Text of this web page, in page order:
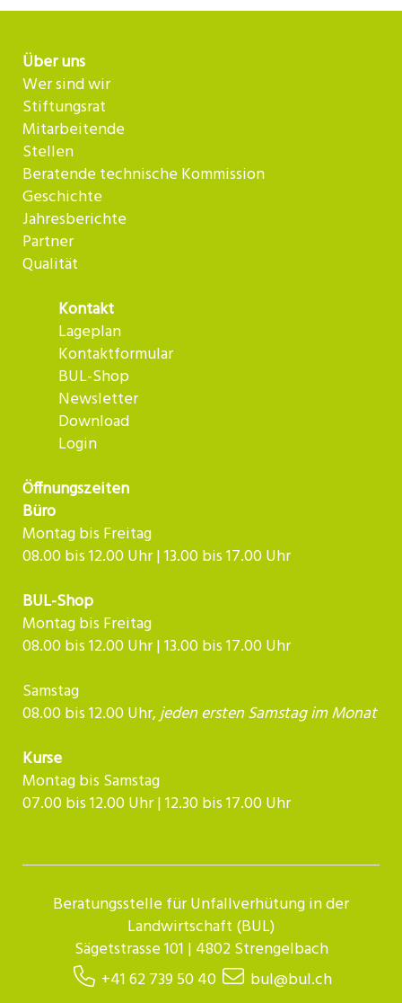
Über uns
Wer sind wir
Stiftungsrat
Mitarbeitende
Stellen
Beratende technische Kommission
Geschichte
Jahresberichte
Partner
Qualität
Kontakt
Lageplan
Kontaktformular
BUL-Shop
Newsletter
Download
Login
Öffnungszeiten
Büro
Montag bis Freitag
08.00 bis 12.00 Uhr | 13.00 bis 17.00 Uhr
BUL-Shop
Montag bis Freitag
08.00 bis 12.00 Uhr | 13.00 bis 17.00 Uhr
Samstag
08.00 bis 12.00 Uhr,jeden ersten Samstag im Monat
Kurse
Montag bis Samstag
07.00 bis 12.00 Uhr | 12.30 bis 17.00 Uhr​​​​​​
Beratungsstelle für Unfallverhütung in der
Landwirtschaft (BUL)
Sägetstrasse 101 | 4802 Strengelbach
+41 62 739 50 40
bul@bul.ch